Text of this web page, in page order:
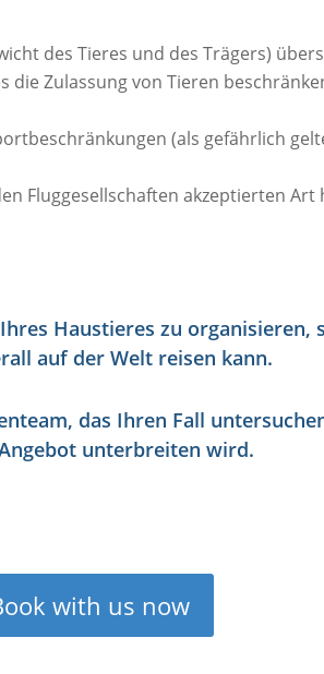
des Tieres und des Trägers)
Zulassung von Tieren
(als gefährlich
Fluggesellschaften akzeptierten Art
Haustieres zu organisieren,
auf der Welt reisen kann.
das Ihren Fall
unterbreiten wird.
with us now